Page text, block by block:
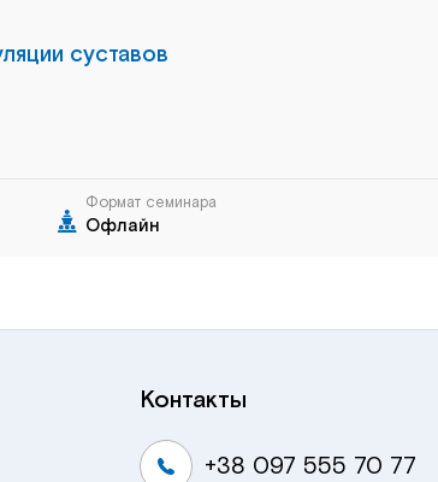
суставов
Формат семинара
Офлайн
Контакты
+38 097 555 70 77